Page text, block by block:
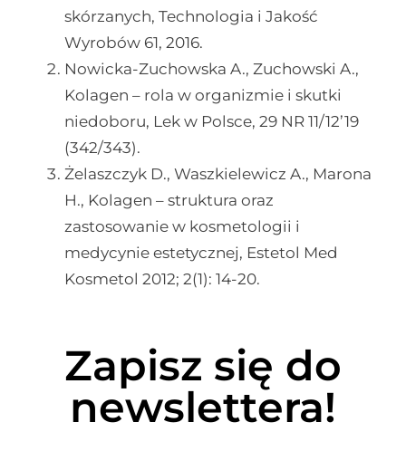
skórzanych, Technologia i Jakość
Wyrobów 61, 2016.
Nowicka-Zuchowska A., Zuchowski A.,
Kolagen – rola w organizmie i skutki
niedoboru, Lek w Polsce, 29 NR 11/12’19
(342/343).
Żelaszczyk D., Waszkielewicz A., Marona
H., Kolagen – struktura oraz
zastosowanie w kosmetologii i
medycynie estetycznej, Estetol Med
Kosmetol 2012; 2(1): 14-20.
Zapisz się do
newslettera!